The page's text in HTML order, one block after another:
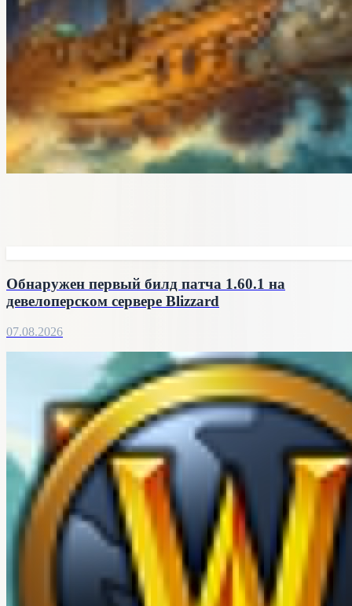
Обнаружен первый билд патча 1.60.1 на
девелоперском сервере Blizzard
07.08.2026